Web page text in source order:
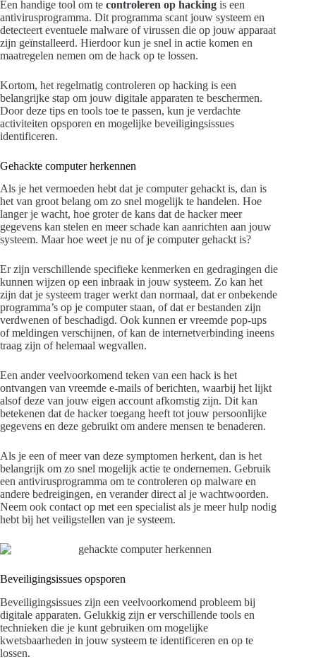
Een handige tool om te controleren op hacking is een
antivirusprogramma. Dit programma scant jouw systeem en
detecteert eventuele malware of virussen die op jouw apparaat
zijn geïnstalleerd. Hierdoor kun je snel in actie komen en
maatregelen nemen om de hack op te lossen.
Kortom, het regelmatig controleren op hacking is een
belangrijke stap om jouw digitale apparaten te beschermen.
Door deze tips en tools toe te passen, kun je verdachte
activiteiten opsporen en mogelijke beveiligingsissues
identificeren.
Gehackte computer herkennen
Als je het vermoeden hebt dat je computer gehackt is, dan is
het van groot belang om zo snel mogelijk te handelen. Hoe
langer je wacht, hoe groter de kans dat de hacker meer
gegevens kan stelen en meer schade kan aanrichten aan jouw
systeem. Maar hoe weet je nu of je computer gehackt is?
Er zijn verschillende specifieke kenmerken en gedragingen die
kunnen wijzen op een inbraak in jouw systeem. Zo kan het
zijn dat je systeem trager werkt dan normaal, dat er onbekende
programma’s op je computer staan, of dat er bestanden zijn
verdwenen of beschadigd. Ook kunnen er vreemde pop-ups
of meldingen verschijnen, of kan de internetverbinding ineens
traag zijn of helemaal wegvallen.
Een ander veelvoorkomend teken van een hack is het
ontvangen van vreemde e-mails of berichten, waarbij het lijkt
alsof deze van jouw eigen account afkomstig zijn. Dit kan
betekenen dat de hacker toegang heeft tot jouw persoonlijke
gegevens en deze gebruikt om andere mensen te benaderen.
Als je een of meer van deze symptomen herkent, dan is het
belangrijk om zo snel mogelijk actie te ondernemen. Gebruik
een antivirusprogramma om te controleren op malware en
andere bedreigingen, en verander direct al je wachtwoorden.
Neem ook contact op met een specialist als je meer hulp nodig
hebt bij het veiligstellen van je systeem.
Beveiligingsissues opsporen
Beveiligingsissues zijn een veelvoorkomend probleem bij
digitale apparaten. Gelukkig zijn er verschillende tools en
technieken die je kunt gebruiken om mogelijke
kwetsbaarheden in jouw systeem te identificeren en op te
lossen.